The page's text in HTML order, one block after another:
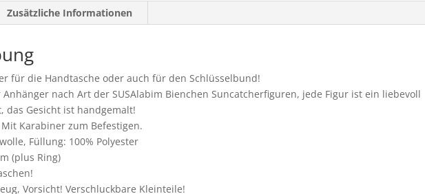
Zusätzliche Informationen
für die Handtasche oder auch für den Schlüsselbund!
nach Art der SUSAlabim Bienchen Suncatcherfiguren, jede Figur ist ein liebevoll
das Gesicht ist handgemalt!
Karabiner zum Befestigen.
Füllung: 100% Polyester
(plus Ring)
Vorsicht! Verschluckbare Kleinteile!